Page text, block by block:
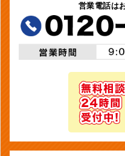
営業電話は